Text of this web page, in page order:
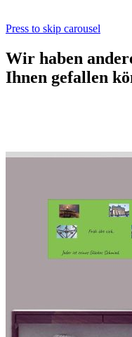
Press to skip carousel
Wir haben
Ihnen gefallen